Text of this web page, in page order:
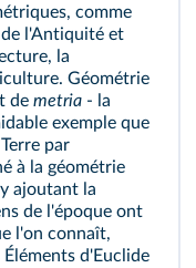
comme
l'Antiquité et
la
Géométrie
de metria - la
exemple que
par
à la géométrie
ajoutant la
de l'époque ont
l'on connaît,
Éléments d'Euclide